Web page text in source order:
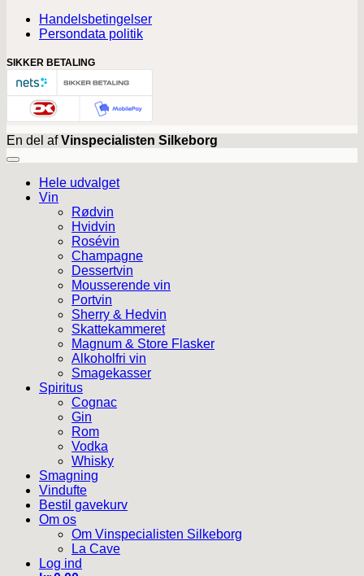
Handelsbetingelser
Persondata politik
SIKKER BETALING
En del afVinspecialisten Silkeborg
Hele udvalget
Vin
Rødvin
Hvidvin
Rosévin
Champagne
Dessertvin
Mousserende vin
Portvin
Sherry & Hedvin
Skattekammeret
Magnum & Store Flasker
Alkoholfri vin
Smagekasser
Spiritus
Cognac
Gin
Rom
Vodka
Whisky
Smagning
Vindufte
Bestil gavekurv
Om os
Om Vinspecialisten Silkeborg
La Cave
Log ind